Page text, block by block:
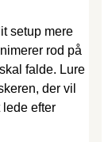
setup mere
rod på
falde. Lure
der vil
lede efter